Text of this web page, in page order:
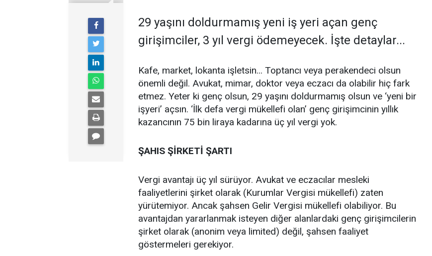
29 yaşını doldurmamış yeni iş yeri açan genç
girişimciler, 3 yıl vergi ödemeyecek. İşte detaylar...
Kafe, market, lokanta işletsin... Toptancı veya perakendeci olsun
önemli değil. Avukat, mimar, doktor veya eczacı da olabilir hiç fark
etmez. Yeter ki genç olsun, 29 yaşını doldurmamış olsun ve ‘yeni bir
işyeri’ açsın. ‘İlk defa vergi mükellefi olan’ genç girişimcinin yıllık
kazancının 75 bin liraya kadarına üç yıl vergi yok.
ŞAHIS ŞİRKETİ ŞARTI
Vergi avantajı üç yıl sürüyor. Avukat ve eczacılar mesleki
faaliyetlerini şirket olarak (Kurumlar Vergisi mükellefi) zaten
yürütemiyor. Ancak şahsen Gelir Vergisi mükellefi olabiliyor. Bu
avantajdan yararlanmak isteyen diğer alanlardaki genç girişimcilerin
şirket olarak (anonim veya limited) değil, şahsen faaliyet
göstermeleri gerekiyor.